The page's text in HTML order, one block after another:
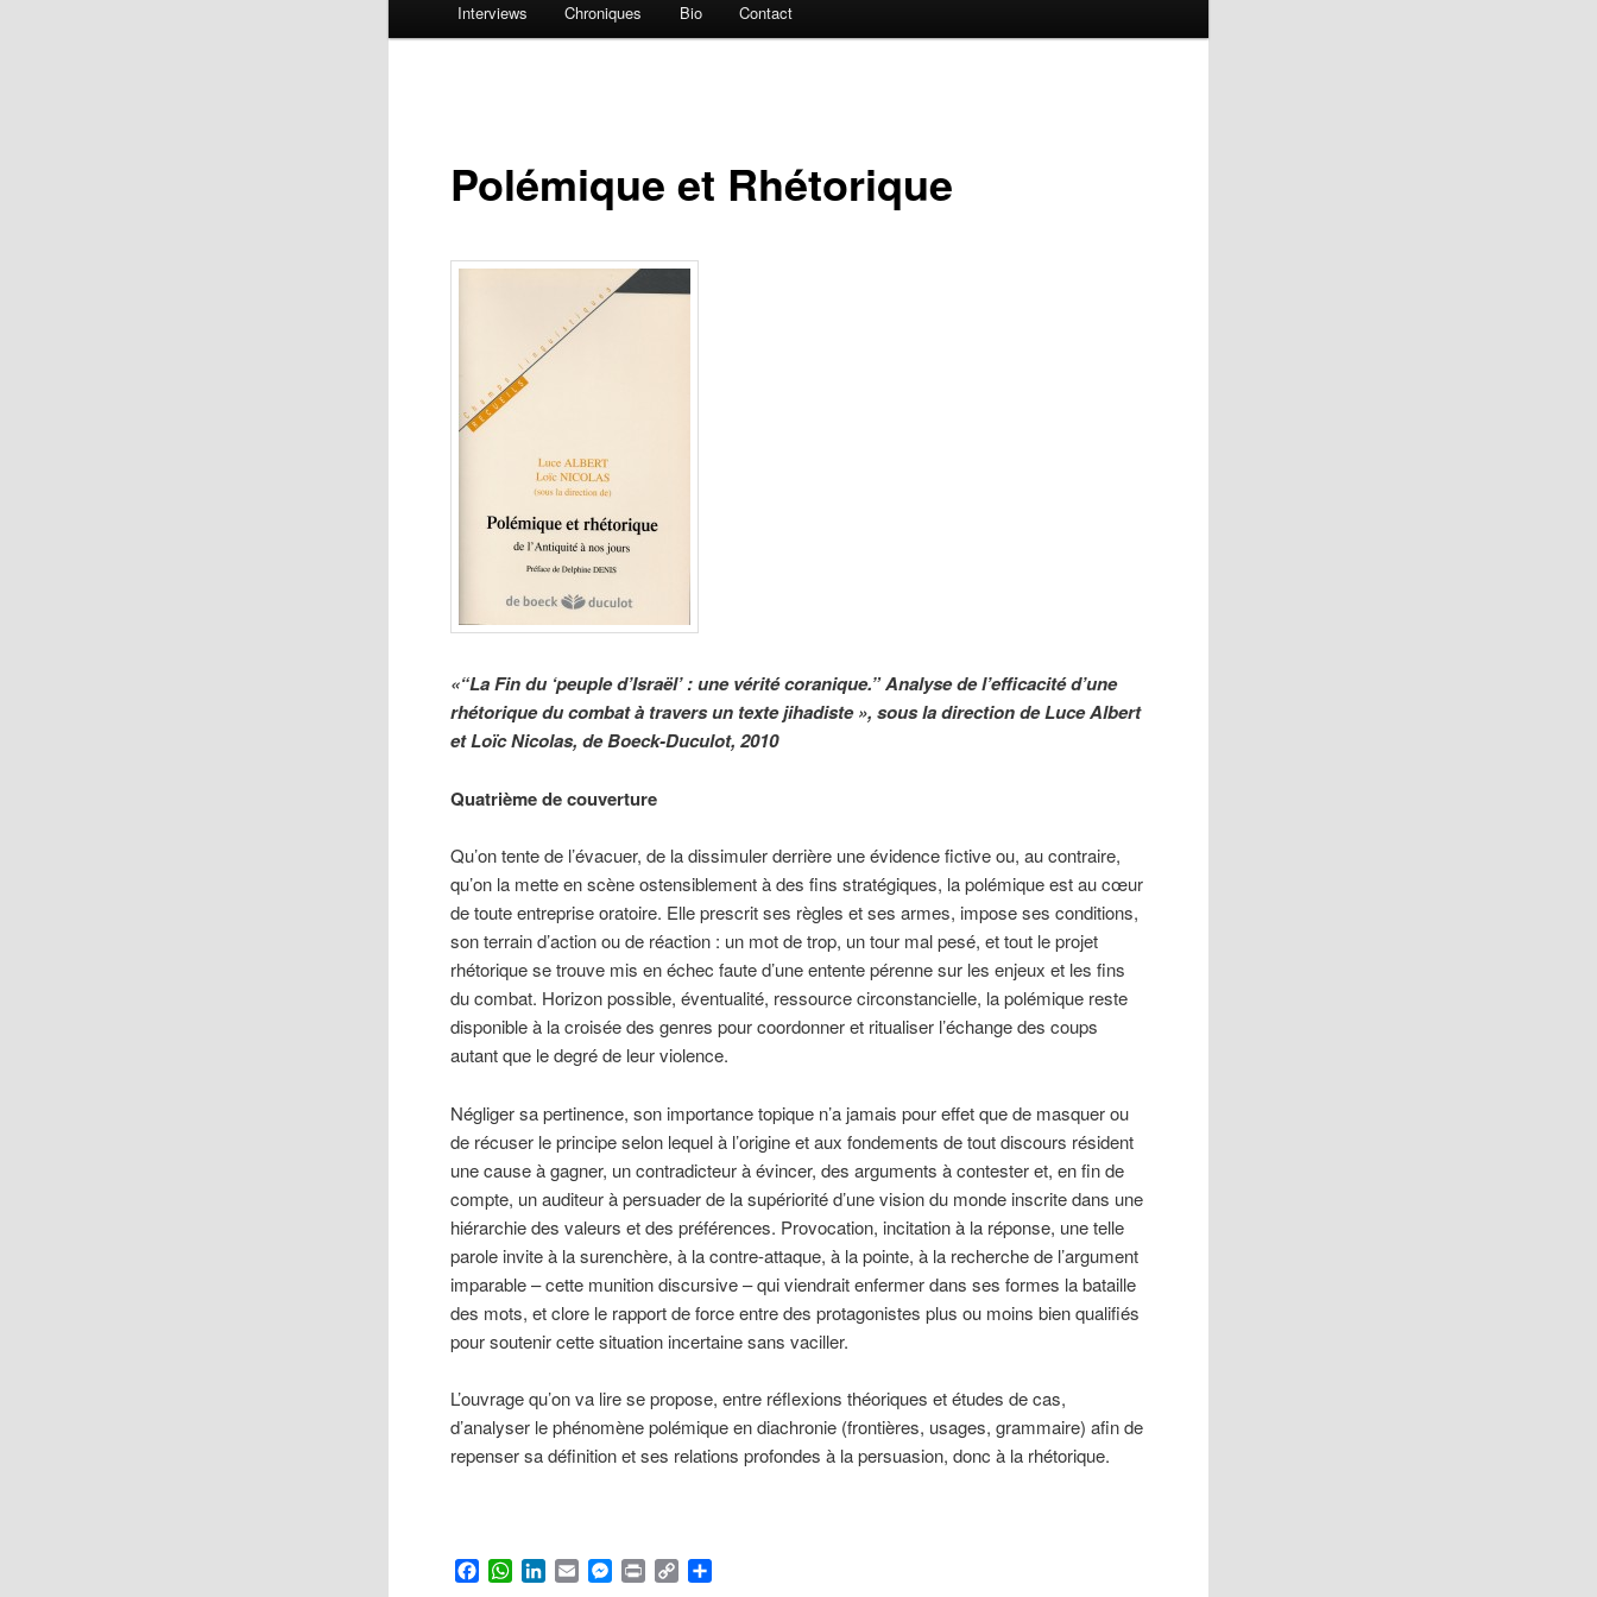
Interviews Chroniques Bio Contact
Polémique et Rhétorique
«“La Fin du ‘peuple d’Israël’ : une vérité coranique.” Analyse de l’efficacité d’une
rhétorique du combat à travers un texte jihadiste », sous la direction de Luce Albert
et Loïc Nicolas, de Boeck-Duculot, 2010
Quatrième de couverture
Qu’on tente de l’évacuer, de la dissimuler derrière une évidence fictive ou, au contraire,
qu’on la mette en scène ostensiblement à des fins stratégiques, la polémique est au cœur
de toute entreprise oratoire. Elle prescrit ses règles et ses armes, impose ses conditions,
son terrain d’action ou de réaction : un mot de trop, un tour mal pesé, et tout le projet
rhétorique se trouve mis en échec faute d’une entente pérenne sur les enjeux et les fins
du combat. Horizon possible, éventualité, ressource circonstancielle, la polémique reste
disponible à la croisée des genres pour coordonner et ritualiser l’échange des coups
autant que le degré de leur violence.
Négliger sa pertinence, son importance topique n’a jamais pour effet que de masquer ou
de récuser le principe selon lequel à l’origine et aux fondements de tout discours résident
une cause à gagner, un contradicteur à évincer, des arguments à contester et, en fin de
compte, un auditeur à persuader de la supériorité d’une vision du monde inscrite dans une
hiérarchie des valeurs et des préférences. Provocation, incitation à la réponse, une telle
parole invite à la surenchère, à la contre-attaque, à la pointe, à la recherche de l’argument
imparable – cette munition discursive – qui viendrait enfermer dans ses formes la bataille
des mots, et clore le rapport de force entre des protagonistes plus ou moins bien qualifiés
pour soutenir cette situation incertaine sans vaciller.
L’ouvrage qu’on va lire se propose, entre réflexions théoriques et études de cas,
d’analyser le phénomène polémique en diachronie (frontières, usages, grammaire) afin de
repenser sa définition et ses relations profondes à la persuasion, donc à la rhétorique.
Facebook
WhatsApp
LinkedIn
EmailMessenger
Print Copy